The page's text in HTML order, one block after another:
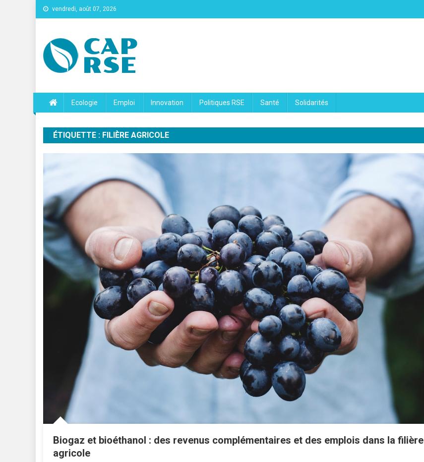
vendredi, août 07, 2026
Ecologie Emploi Innovation Politiques RSE Santé Solidarités
ÉTIQUETTE : FILIÈRE AGRICOLE
Biogaz et bioéthanol : des revenus complémentaires et des emplois dans la filière
agricole